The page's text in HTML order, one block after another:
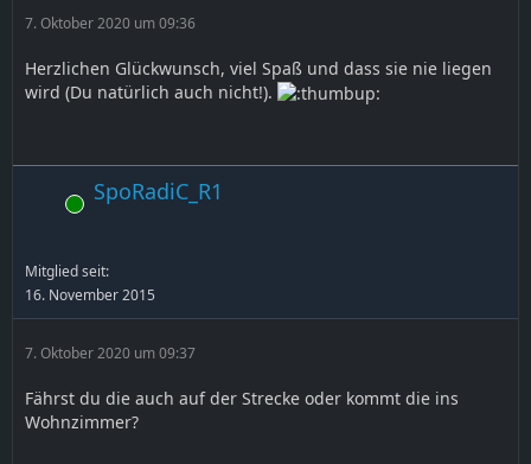
7. Oktober 2020 um 09:36
Herzlichen Glückwunsch, viel Spaß und dass sie nie liegen
wird (Du natürlich auch nicht!).
Online SpoRadiC_R1
Mitglied seit:
16. November 2015
7. Oktober 2020 um 09:37
Fährst du die auch auf der Strecke oder kommt die ins
Wohnzimmer?